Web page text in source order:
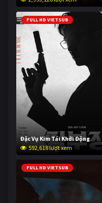
FULL HD VIETSUB
Đặc Vụ Kim Tái Khởi Động
592,618 lượt xem
FULL HD VIETSUB